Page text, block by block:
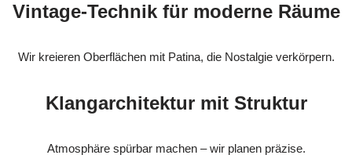
Vintage-Technik für moderne Räume
Wir kreieren Oberflächen mit Patina, die Nostalgie verkörpern.
Klangarchitektur mit Struktur
Atmosphäre spürbar machen – wir planen präzise.